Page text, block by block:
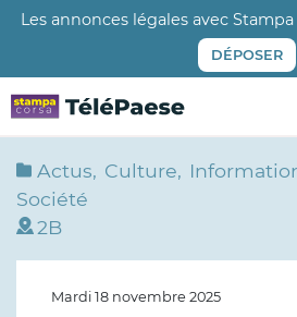
Aller
principal
Les annonces légales avec Stampa
DÉPOSER
Actus Culture
Société
2B
Mardi 18 novembre 2025